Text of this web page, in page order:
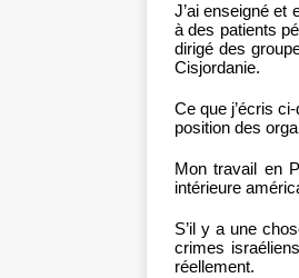
J’ai enseigné et
à des patients
dirigé des
Cisjordanie.
Ce que j’écris
position des
Mon travail en
intérieure
S’il y a une
crimes
réellement.